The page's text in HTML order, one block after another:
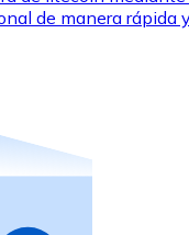
regalo
regalo de tus
de tarjetas regalo
de manera rápida